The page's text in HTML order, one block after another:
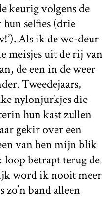
keurig volgens de
selfies (drie
Als ik de wc-deur
meisjes uit de rij van
de een in de weer
Tweedejaars,
nylonjurkjes die
hun kast zullen
gekir over een
van hen mijn blik
loop betrapt terug de
word ik nooit meer
zo’n band alleen